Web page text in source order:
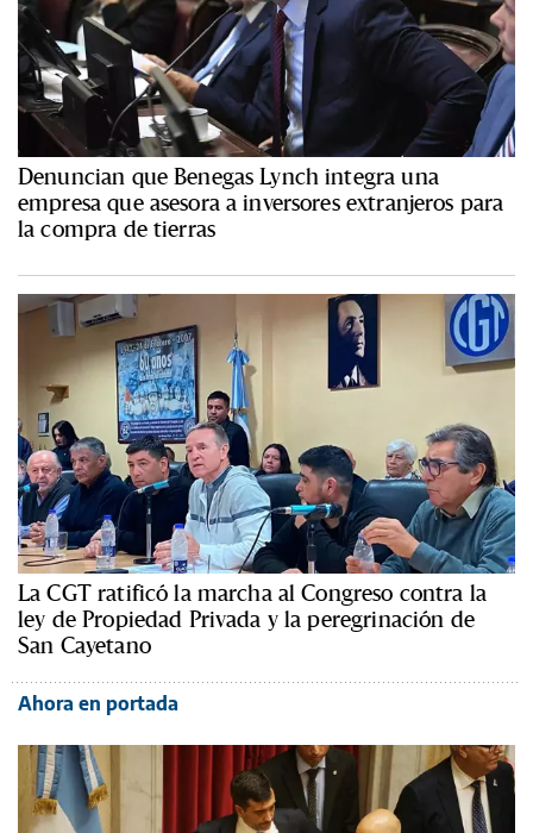
Denuncian que Benegas Lynch integra una
empresa que asesora a inversores extranjeros para
la compra de tierras
La CGT ratificó la marcha al Congreso contra la
ley de Propiedad Privada y la peregrinación de
San Cayetano
Ahora en portada